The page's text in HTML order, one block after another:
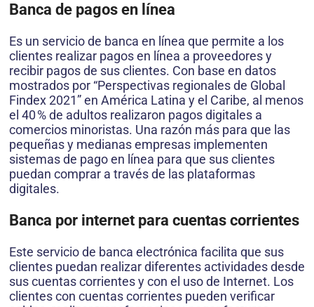
Banca de pagos en línea
Es un servicio de banca en línea que permite a los
clientes realizar pagos en línea a proveedores y
recibir pagos de sus clientes. Con base en datos
mostrados por “Perspectivas regionales de Global
Findex 2021” en América Latina y el Caribe, al menos
el 40 % de adultos realizaron pagos digitales a
comercios minoristas. Una razón más para que las
pequeñas y medianas empresas implementen
sistemas de pago en línea para que sus clientes
puedan comprar a través de las plataformas
digitales.
Banca por internet para cuentas corrientes
Este servicio de banca electrónica facilita que sus
clientes puedan realizar diferentes actividades desde
sus cuentas corrientes y con el uso de Internet. Los
clientes con cuentas corrientes pueden verificar